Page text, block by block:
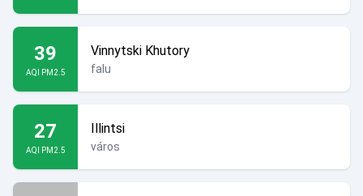
39
AQI PM2.5
Vinnytski Khutory
falu
27
AQI PM2.5
Illintsi
város